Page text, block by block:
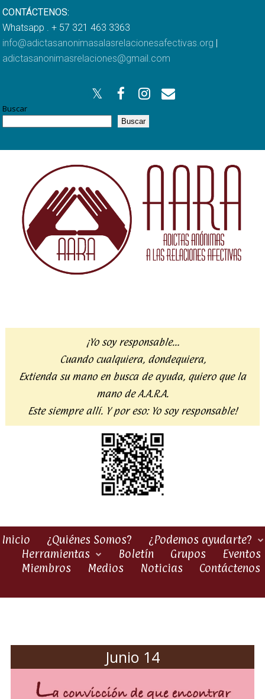
CONTÁCTENOS:
Whatsapp . + 57 321 463 3363
info@adictasanonimasalasrelacionesafectivas.org |
adictasanonimasrelaciones@gmail.com
Buscar
Buscar
¡Yo soy responsable…
Cuando cualquiera, dondequiera,
Extienda su mano en busca de ayuda, quiero que la
mano de A.A.R.A.
Este siempre allí. Y por eso: Yo soy responsable!
Inicio ¿Quiénes Somos?
¿Podemos ayudarte?
Herramientas
Boletín Grupos
Eventos
Miembros
Medios Noticias Contáctenos
Junio 14